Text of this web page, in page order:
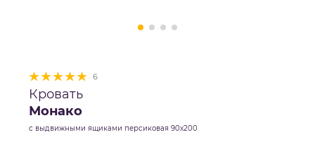
6
Кровать
Монако
с выдвижными ящиками персиковая 90х200